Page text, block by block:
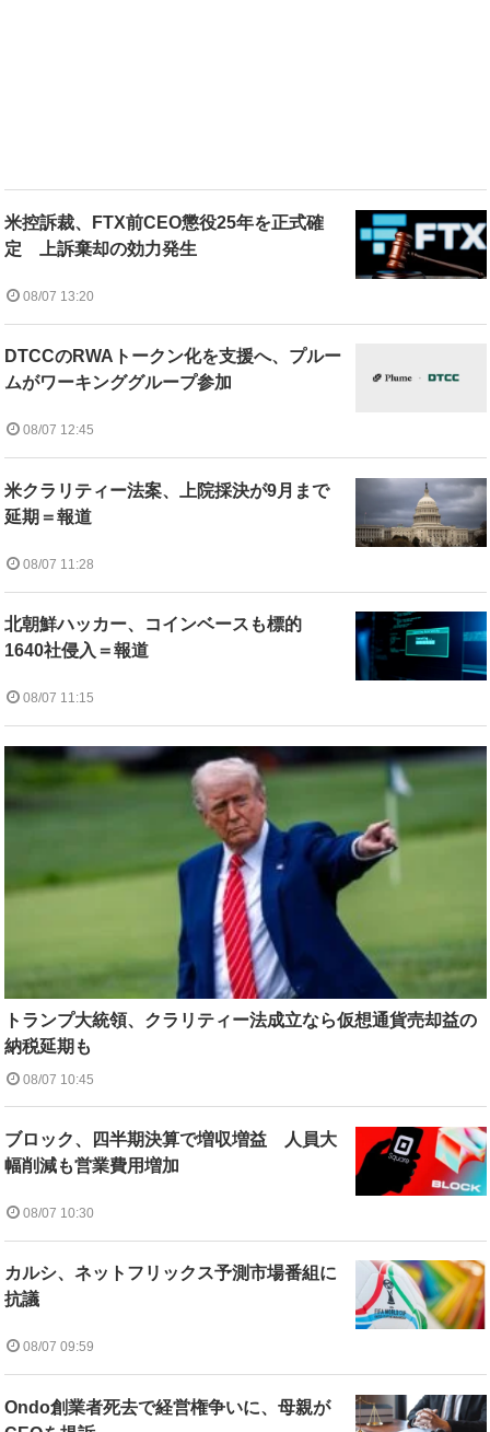
米控訴裁、FTX前CEO懲役25年を正式確
定 上訴棄却の効力発生
08/07 13:20
DTCCのRWAトークン化を支援へ、プルー
ムがワーキンググループ参加
08/07 12:45
米クラリティー法案、上院採決が9月まで
延期＝報道
08/07 11:28
北朝鮮ハッカー、コインベースも標的
1640社侵入＝報道
08/07 11:15
トランプ大統領、クラリティー法成立なら仮想通貨売却益の
納税延期も
08/07 10:45
ブロック、四半期決算で増収増益 人員大
幅削減も営業費用増加
08/07 10:30
カルシ、ネットフリックス予測市場番組に
抗議
08/07 09:59
Ondo創業者死去で経営権争いに、母親が